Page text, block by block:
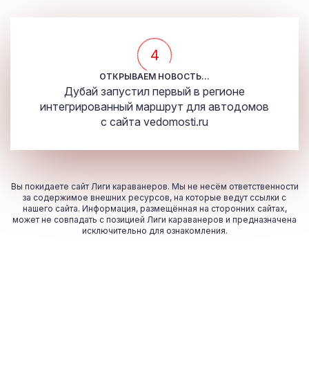
4
ОТКРЫВАЕМ НОВОСТЬ...
Дубай запустил первый в регионе
интегрированный маршрут для автодомов
с сайта vedomosti.ru
Вы покидаете сайт Лиги караванеров. Мы не несём ответственности
за содержимое внешних ресурсов, на которые ведут ссылки с
нашего сайта. Информация, размещённая на сторонних сайтах,
может не совпадать с позицией Лиги караванеров и предназначена
исключительно для ознакомления.